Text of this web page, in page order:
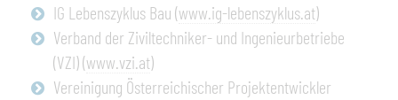
IG Lebenszyklus Bau (www.ig-lebenszyklus.at)
Verband der Ziviltechniker- und Ingenieurbetriebe
(VZI) (www.vzi.at)
Vereinigung Österreichischer Projektentwickler